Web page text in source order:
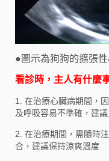
●圖示為狗狗的擴張
看診時，主人有什麼
1. 在治療心臟病期間，
及呼吸容易不準確，建
2. 在治療期間，需隨時
合，建議保持涼爽溫度